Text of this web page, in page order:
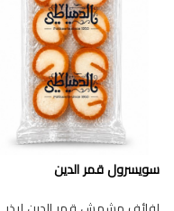
سويسرول قمر الدين